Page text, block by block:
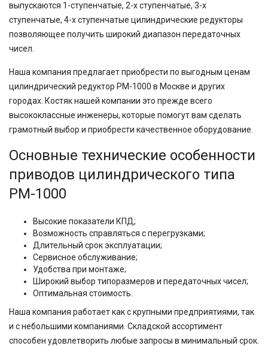
выпускаются 1-ступенчатые, 2-х ступенчатые, 3-х
ступенчатые, 4-х ступенчатые цилиндрические редукторы
позволяющее получить широкий диапазон передаточных
чисел.
Наша компания предлагает приобрести по выгодным ценам
цилиндрический редуктор РМ-1000 в Москве и других
городах. Костяк нашей компании это прежде всего
высококлассные инженеры, которые помогут вам сделать
грамотный выбор и приобрести качественное оборудование.
Основные технические особенности
приводов цилиндрического типа
РМ-1000
Высокие показатели КПД;
Возможность справляться с перегрузками;
Длительный срок эксплуатации;
Сервисное обслуживание;
Удобства при монтаже;
Широкий выбор типоразмеров и передаточных чисел;
Оптимальная стоимость.
Наша компания работает как с крупными предприятиями, так
и с небольшими компаниями. Складской ассортимент
способен удовлетворить любые запросы в минимальный срок.